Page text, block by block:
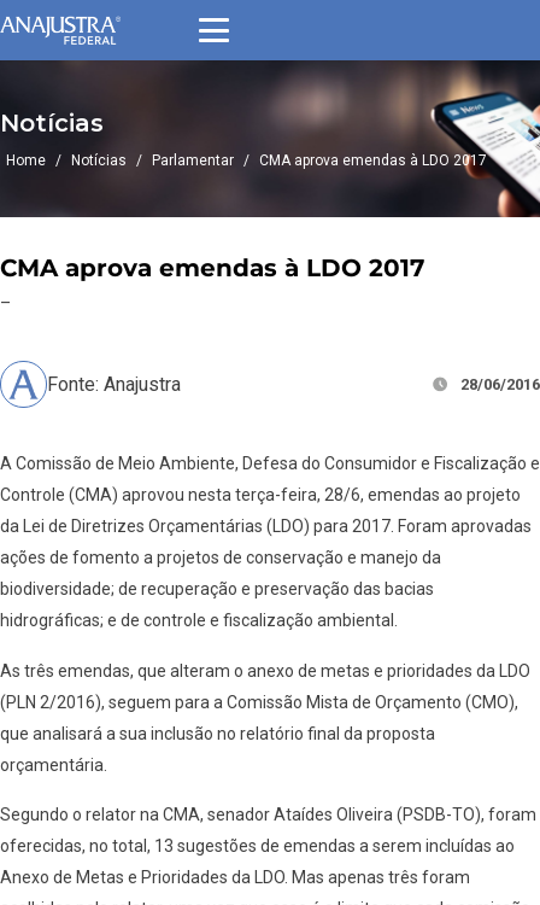
Notícias
Home / Notícias / Parlamentar / CMA aprova emendas à LDO 2017
CMA aprova emendas à LDO 2017
–
Fonte: Anajustra 28/06/2016
A Comissão de Meio Ambiente, Defesa do Consumidor e Fiscalização e
Controle (CMA) aprovou nesta terça-feira, 28/6, emendas ao projeto
da Lei de Diretrizes Orçamentárias (LDO) para 2017. Foram aprovadas
ações de fomento a projetos de conservação e manejo da
biodiversidade; de recuperação e preservação das bacias
hidrográficas; e de controle e fiscalização ambiental.
As três emendas, que alteram o anexo de metas e prioridades da LDO
(PLN 2/2016), seguem para a Comissão Mista de Orçamento (CMO),
que analisará a sua inclusão no relatório final da proposta
orçamentária.
Segundo o relator na CMA, senador Ataídes Oliveira (PSDB-TO), foram
oferecidas, no total, 13 sugestões de emendas a serem incluídas ao
Anexo de Metas e Prioridades da LDO. Mas apenas três foram